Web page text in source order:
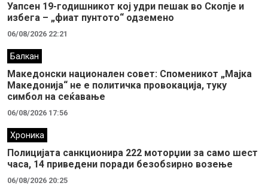
Уапсен 19-годишникот кој удри пешак во Скопје и
избега – „фиат пунтото“ одземено
06/08/2026 22:21
Балкан
Македонски национален совет: Споменикот „Мајка
Македонија“ не е политичка провокација, туку
симбол на сеќавање
06/08/2026 17:56
Хроника
Полицијата санкционира 222 моторџии за само шест
часа, 14 приведени поради безобѕирно возење
06/08/2026 20:25